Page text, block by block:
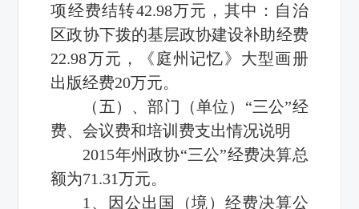
项经费结转42.98万元，其中：自治
区政协下拨的基层政协建设补助经费
22.98万元，《庭州记忆》大型画册
出版经费20万元。
（五）、部门（单位）“三公”经
费、会议费和培训费支出情况说明
2015年州政协“三公”经费决算总
额为71.31万元。
1、因公出国（境）经费决算公